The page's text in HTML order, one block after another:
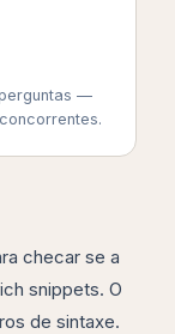
—
checar se a
snippets. O
de sintaxe.